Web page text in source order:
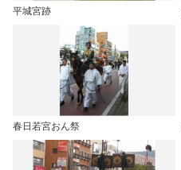
平城宮跡
春日若宮おん祭